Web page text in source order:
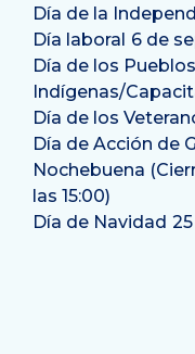
Día de la
Día laboral 6 de
Día de los Pueblos
Indígenas/
Día de los
Día de Acción de
Nochebuena
las 15:00)
Día de Navidad